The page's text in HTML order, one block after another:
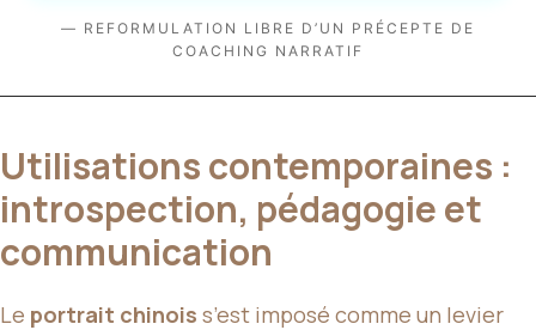
— REFORMULATION LIBRE D’UN PRÉCEPTE DE
COACHING NARRATIF
Utilisations contemporaines :
introspection, pédagogie et
communication
Le portrait chinois s’est imposé comme un levier